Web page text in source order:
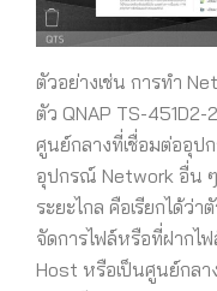
ตัวอย่างเช่น การทำ
ตัว QNAP TS-
ศูนย์กลางที่เชื่อมต่ออุป
อุปกรณ์ Network อื่น ๆ
ระยะไกล คือเรียกได้ว่า
จัดการไฟล์หรือที่ฝากไ
Host หรือเป็นศูนย์กลา